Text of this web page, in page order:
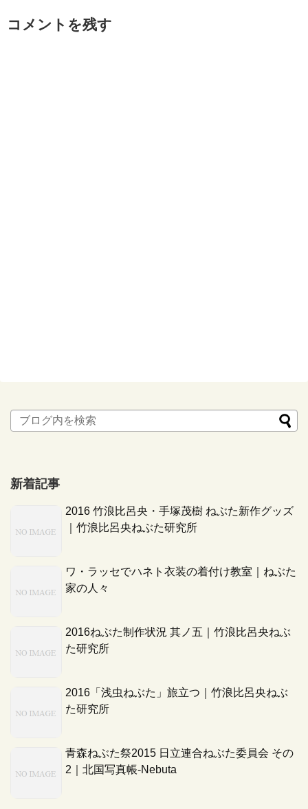
コメントを残す
新着記事
2016 竹浪比呂央・手塚茂樹 ねぶた新作グッズ
｜竹浪比呂央ねぶた研究所
ワ・ラッセでハネト衣装の着付け教室｜ねぶた
家の人々
2016ねぶた制作状況 其ノ五｜竹浪比呂央ねぶ
た研究所
2016「浅虫ねぶた」旅立つ｜竹浪比呂央ねぶ
た研究所
青森ねぶた祭2015 日立連合ねぶた委員会 その
2｜北国写真帳-Nebuta